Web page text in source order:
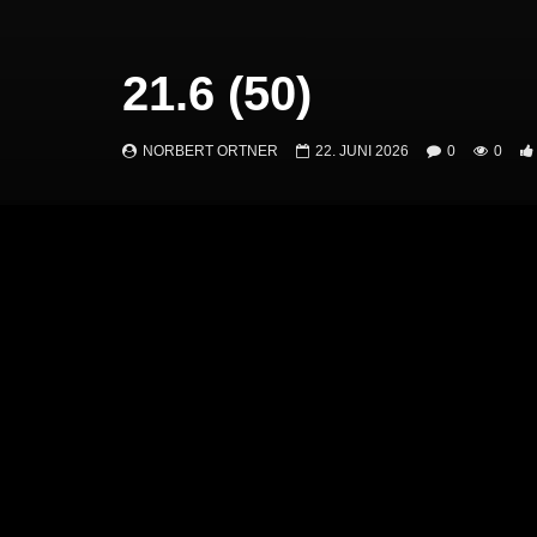
21.6 (50)
NORBERT ORTNER 22. JUNI 2026 0 0